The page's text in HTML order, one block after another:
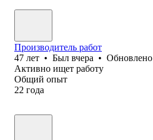
Производитель работ
47 лет • Был вчера • Обновлено
Активно ищет работу
Общий опыт
22 года